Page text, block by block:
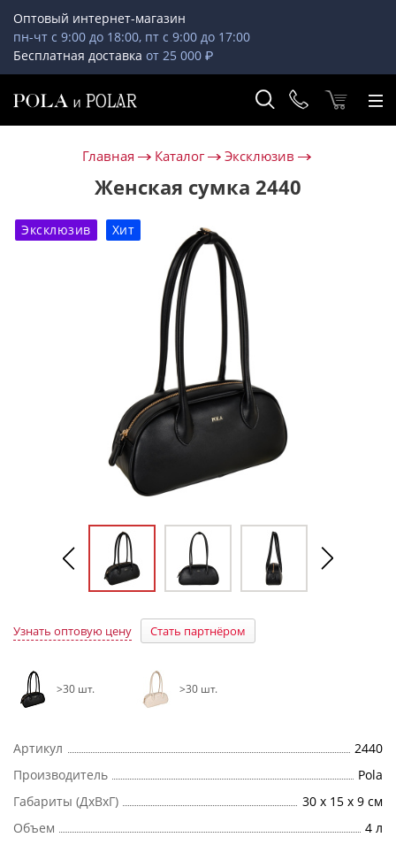
Оптовый интернет-магазин
пн-чт с 9:00 до 18:00, пт с 9:00 до 17:00
Бесплатная доставка от 25 000 ₽
Главная Каталог Эксклюзив
Женская сумка 2440
Эксклюзив Хит
Узнать оптовую цену Стать партнёром
>30 шт. >30 шт.
Артикул
2440
Производитель
Pola
Габариты (ДхВхГ)
30 x 15 x 9 см
Объем
4 л